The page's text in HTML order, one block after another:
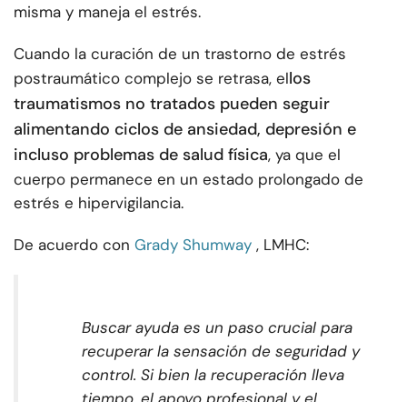
misma y maneja el estrés.
Cuando la curación de un trastorno de estrés
postraumático complejo se retrasa, ellos
traumatismos no tratados pueden seguir
alimentando ciclos de ansiedad, depresión e
incluso problemas de salud física, ya que el
cuerpo permanece en un estado prolongado de
estrés e hipervigilancia.
De acuerdo con Grady Shumway , LMHC:
Buscar ayuda es un paso crucial para
recuperar la sensación de seguridad y
control. Si bien la recuperación lleva